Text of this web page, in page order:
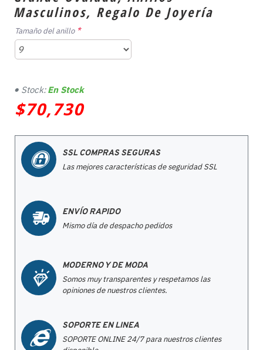
Masculinos, Regalo De Joyería
$70,730
Stock: En Stock
Tamaño del anillo
SSL COMPRAS SEGURAS
Las mejores características de seguridad SSL
ENVÍO RAPIDO
Mismo día de despacho pedidos
MODERNO Y DE MODA
Somos muy transparentes y respetamos las
opiniones de nuestros clientes.
SOPORTE EN LINEA
SOPORTE ONLINE 24/7 para nuestros clientes